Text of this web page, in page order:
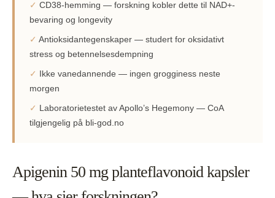
✓ CD38-hemming — forskning kobler dette til NAD+-
bevaring og longevity
✓ Antioksidantegenskaper — studert for oksidativt
stress og betennelsesdempning
✓
Ikke vanedannende — ingen grogginess neste
morgen
✓ Laboratorietestet av Apollo’s Hegemony — CoA
tilgjengelig på bli-god.no
Apigenin 50 mg planteflavonoid kapsler